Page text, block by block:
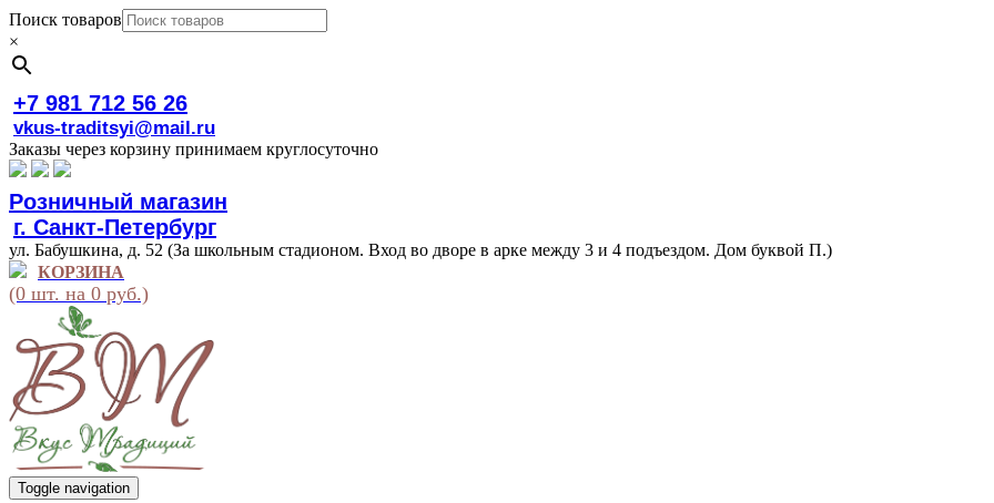
Поиск товаров
×
+7 981 712 56 26
vkus-traditsyi@mail.ru
Заказы через корзину принимаем круглосуточно
Розничный магазин
г. Санкт-Петербург
ул. Бабушкина, д. 52 (За школьным стадионом. Вход во дворе в арке между 3 и 4 подъездом. Дом буквой П.)
КОРЗИНА
(0 шт. на 0 руб.)
Toggle navigation